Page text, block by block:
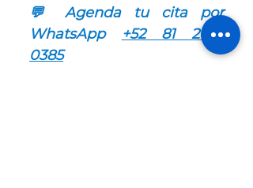
💬 Agenda tu cita por
WhatsApp
+52 81 2622
0385